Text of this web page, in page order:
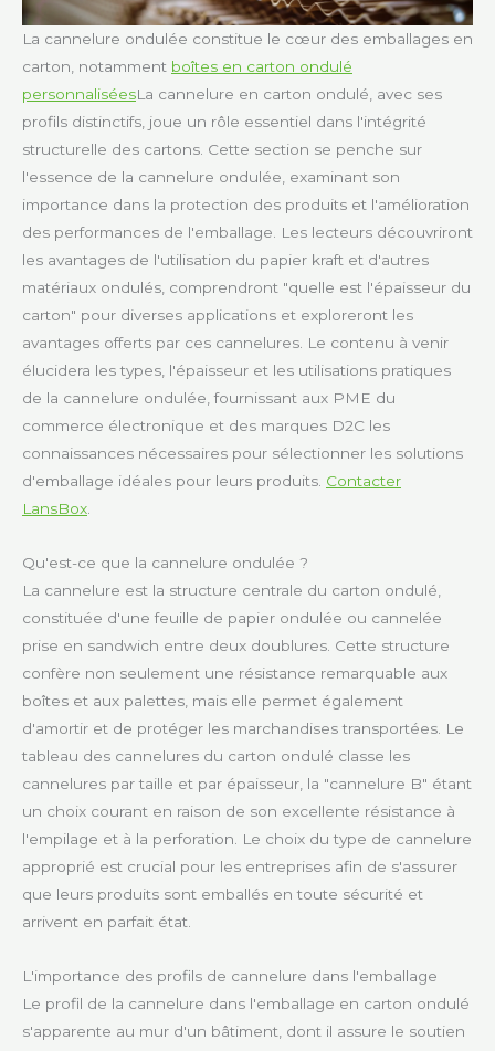
La cannelure ondulée constitue le cœur des emballages en
carton, notamment boîtes en carton ondulé
personnaliséesLa cannelure en carton ondulé, avec ses
profils distinctifs, joue un rôle essentiel dans l'intégrité
structurelle des cartons. Cette section se penche sur
l'essence de la cannelure ondulée, examinant son
importance dans la protection des produits et l'amélioration
des performances de l'emballage. Les lecteurs découvriront
les avantages de l'utilisation du papier kraft et d'autres
matériaux ondulés, comprendront "quelle est l'épaisseur du
carton" pour diverses applications et exploreront les
avantages offerts par ces cannelures. Le contenu à venir
élucidera les types, l'épaisseur et les utilisations pratiques
de la cannelure ondulée, fournissant aux PME du
commerce électronique et des marques D2C les
connaissances nécessaires pour sélectionner les solutions
d'emballage idéales pour leurs produits. Contacter
LansBox.
Qu'est-ce que la cannelure ondulée ?
La cannelure est la structure centrale du carton ondulé,
constituée d'une feuille de papier ondulée ou cannelée
prise en sandwich entre deux doublures. Cette structure
confère non seulement une résistance remarquable aux
boîtes et aux palettes, mais elle permet également
d'amortir et de protéger les marchandises transportées. Le
tableau des cannelures du carton ondulé classe les
cannelures par taille et par épaisseur, la "cannelure B" étant
un choix courant en raison de son excellente résistance à
l'empilage et à la perforation. Le choix du type de cannelure
approprié est crucial pour les entreprises afin de s'assurer
que leurs produits sont emballés en toute sécurité et
arrivent en parfait état.
L'importance des profils de cannelure dans l'emballage
Le profil de la cannelure dans l'emballage en carton ondulé
s'apparente au mur d'un bâtiment, dont il assure le soutien